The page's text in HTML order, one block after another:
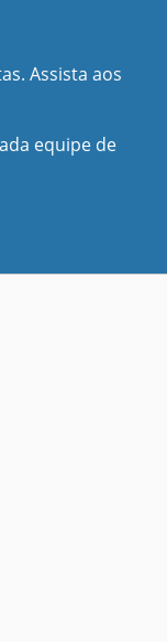
Assista aos
equipe de